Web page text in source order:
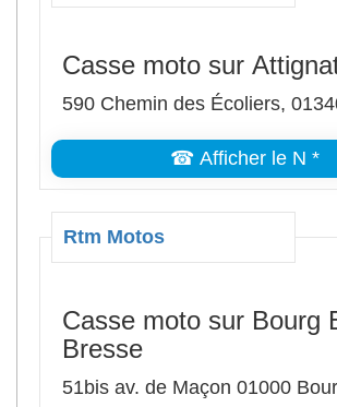
Casse moto sur
590 Chemin des Écoliers,
☎ Afficher le N *
Rtm Motos
Casse moto sur Bourg
Bresse
51bis av. de Maçon 01000